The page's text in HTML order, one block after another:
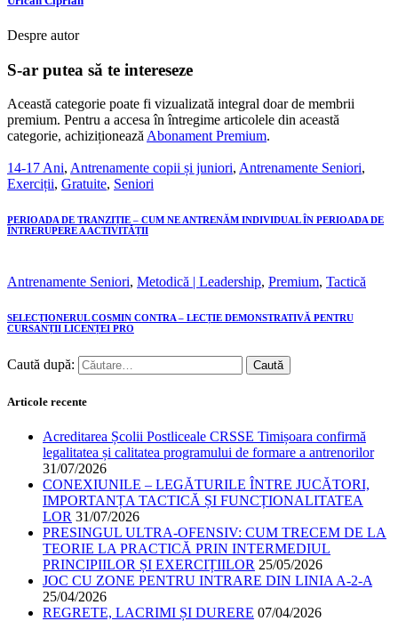
Despre autor
S-ar putea să te intereseze
Această categorie poate fi vizualizată integral doar de membrii
premium. Pentru a accesa în întregime articolele din această
categorie, achiziționeazăAbonament Premium.
14-17 Ani, Antrenamente copii și juniori, Antrenamente Seniori,
Exerciții, Gratuite, Seniori
PERIOADA DE TRANZIȚIE – CUM NE ANTRENĂM INDIVIDUAL ÎN PERIOADA DE
ÎNTRERUPERE A ACTIVITĂȚII
Antrenamente Seniori, Metodică | Leadership, Premium, Tactică
SELECȚIONERUL COSMIN CONTRA – LECȚIE DEMONSTRATIVĂ PENTRU
CURSANȚII LICENȚEI PRO
Caută după:
Articole recente
Acreditarea Școlii Postliceale CRSSE Timișoara confirmă
legalitatea și calitatea programului de formare a antrenorilor
31/07/2026
CONEXIUNILE – LEGĂTURILE ÎNTRE JUCĂTORI,
IMPORTANȚA TACTICĂ ȘI FUNCȚIONALITATEA
LOR 31/07/2026
PRESINGUL ULTRA-OFENSIV: CUM TRECEM DE LA
TEORIE LA PRACTICĂ PRIN INTERMEDIUL
PRINCIPIILOR ȘI EXERCIȚIILOR 25/05/2026
JOC CU ZONE PENTRU INTRARE DIN LINIA A-2-A
25/04/2026
REGRETE, LACRIMI ȘI DURERE 07/04/2026